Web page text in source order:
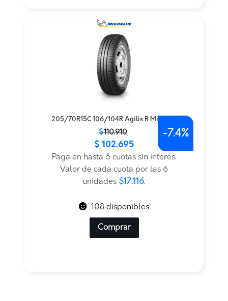
205/70R15C 106/104R Agilis R Michelin
$110.910
original
actual
$ 102.695
Paga en hasta 6 cuotas sin interés.
Valor de cada cuota por las 6
unidades $17.116.
-7.4%
108 disponibles
Comprar